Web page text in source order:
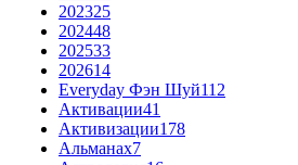
202325
202448
202533
202614
Everyday Фэн Шуй112
Активации41
Активизации178
Альманах7